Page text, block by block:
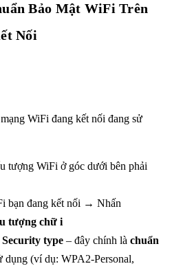
Bảo Mật WiFi Trên
Nối
WiFi đang kết nối đang sử
tượng WiFi ở góc dưới bên phải
bạn đang kết nối → Nhấn
tượng chữ i
Security type – đây chính là chuẩn
dụng (ví dụ: WPA2-Personal,